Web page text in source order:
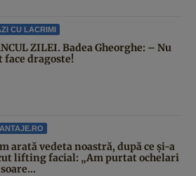
CU LACRIMI
ZILEI. Badea Gheorghe: – Nu
face dragoste!
arată vedeta noastră, după ce și-a
lifting facial: „Am purtat ochelari